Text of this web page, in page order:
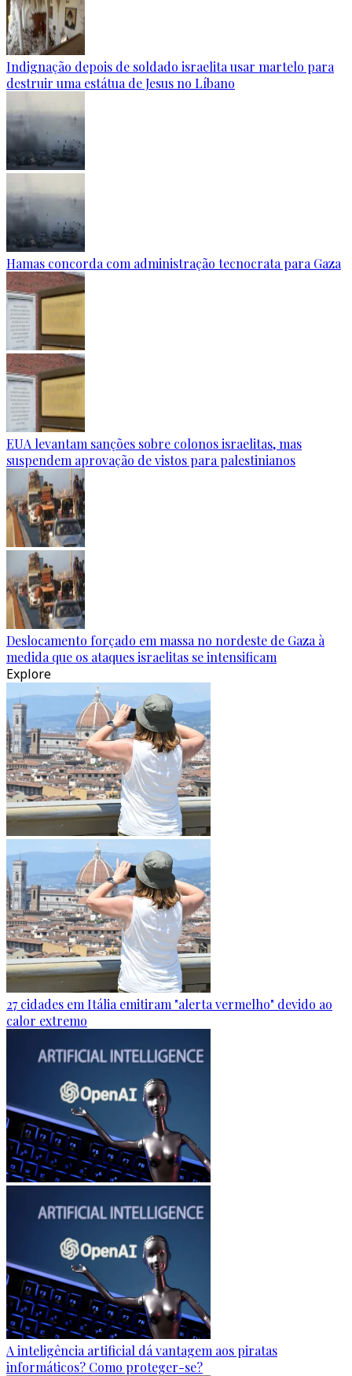
Indignação depois de soldado israelita usar martelo para
destruir uma estátua de Jesus no Líbano
Hamas concorda com administração tecnocrata para Gaza
EUA levantam sanções sobre colonos israelitas, mas
suspendem aprovação de vistos para palestinianos
Deslocamento forçado em massa no nordeste de Gaza à
medida que os ataques israelitas se intensificam
Explore
27 cidades em Itália emitiram "alerta vermelho" devido ao
calor extremo
A inteligência artificial dá vantagem aos piratas
informáticos? Como proteger-se?